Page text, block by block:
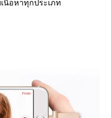
นื้อหาทุกประเภท